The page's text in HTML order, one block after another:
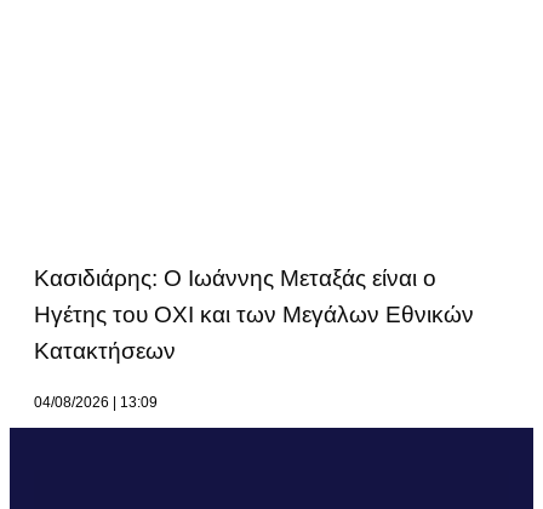
Κασιδιάρης: Ο Ιωάννης Μεταξάς είναι ο
Ηγέτης του ΟΧΙ και των Μεγάλων Εθνικών
Κατακτήσεων
04/08/2026 13:09